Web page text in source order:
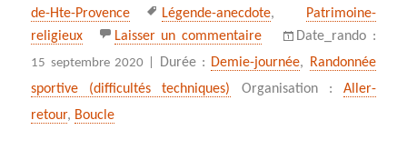
de-Hte-Provence
Mots-
clés
Légende-anecdote,
Patrimoine-
religieux
Laisser un commentairesur ** La chapelle Saint-
Date_rando :
15 septembre 2020 | Durée : Demie-journée,
Randonnée
sportive (difficultés techniques) Organisation : Aller-
retour, Boucle